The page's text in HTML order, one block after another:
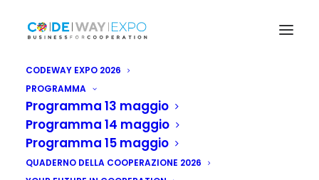
CODEWAY EXPO 2026
PROGRAMMA
Programma 13 maggio
Programma 14 maggio
Programma 15 maggio
QUADERNO DELLA COOPERAZIONE 2026